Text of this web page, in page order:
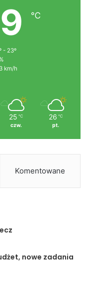
℃
- 23º
km/h
25 ℃
czw.
26 ℃
pt.
Komentowane
nowe zadania